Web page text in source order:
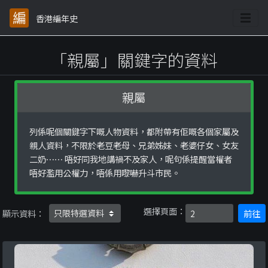
香港編年史
「親屬」關鍵字的資料
親屬
列係呢個關鍵字下嘅人物資料，都附帶有佢嘅各個家屬及
親人資料，不限於老豆老母、兄弟姊妹、老婆仔女、女友
二奶⋯⋯ 唔好同我地講禍不及家人，呢句係提醒當權者
唔好濫用公權力，唔係用嚟嚇升斗市民。
顯示資料： 選擇頁面： 前往